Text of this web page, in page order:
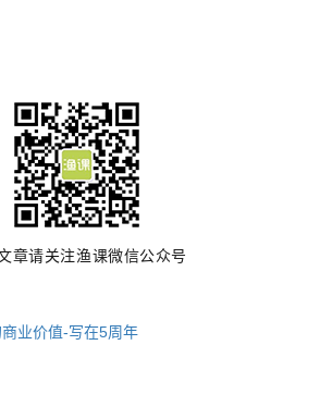
章请关注渔课微信公众号
业价值-写在5周年